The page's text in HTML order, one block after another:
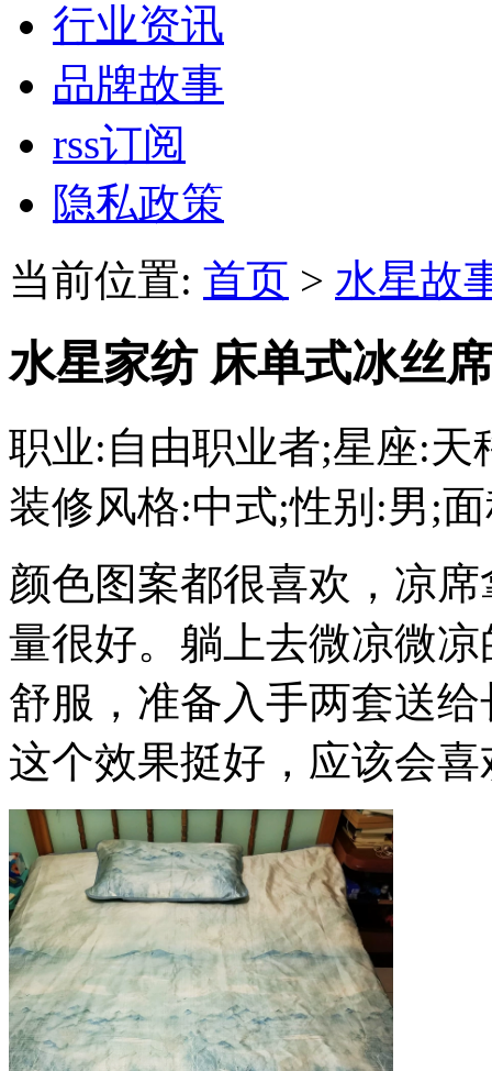
行业资讯
品牌故事
rss订阅
隐私政策
当前位置: 首页 > 水星故
水星家纺 床单式冰丝
职业:自由职业者;星座:天
装修风格:中式;性别:男;
颜色图案都很喜欢，凉
量很好。躺上去微凉微
舒服，准备入手两套送
这个效果挺好，应该会喜